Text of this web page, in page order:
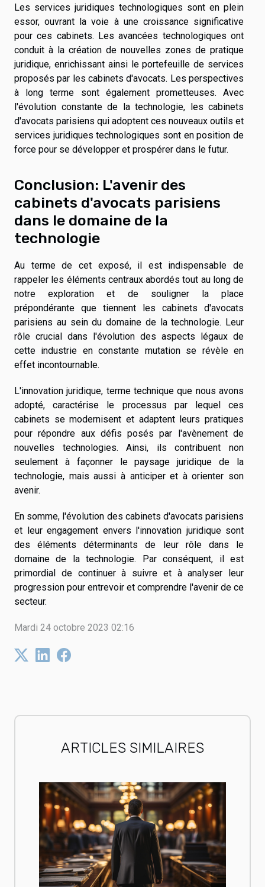
Les services juridiques technologiques sont en plein
essor, ouvrant la voie à une croissance significative
pour ces cabinets. Les avancées technologiques ont
conduit à la création de nouvelles zones de pratique
juridique, enrichissant ainsi le portefeuille de services
proposés par les cabinets d'avocats. Les perspectives
à long terme sont également prometteuses. Avec
l'évolution constante de la technologie, les cabinets
d'avocats parisiens qui adoptent ces nouveaux outils et
services juridiques technologiques sont en position de
force pour se développer et prospérer dans le futur.
Conclusion: L'avenir des
cabinets d'avocats parisiens
dans le domaine de la
technologie
Au terme de cet exposé, il est indispensable de
rappeler les éléments centraux abordés tout au long de
notre exploration et de souligner la place
prépondérante que tiennent les cabinets d'avocats
parisiens au sein du domaine de la technologie. Leur
rôle crucial dans l'évolution des aspects légaux de
cette industrie en constante mutation se révèle en
effet incontournable.
L'innovation juridique, terme technique que nous avons
adopté, caractérise le processus par lequel ces
cabinets se modernisent et adaptent leurs pratiques
pour répondre aux défis posés par l'avènement de
nouvelles technologies. Ainsi, ils contribuent non
seulement à façonner le paysage juridique de la
technologie, mais aussi à anticiper et à orienter son
avenir.
En somme, l'évolution des cabinets d'avocats parisiens
et leur engagement envers l'innovation juridique sont
des éléments déterminants de leur rôle dans le
domaine de la technologie. Par conséquent, il est
primordial de continuer à suivre et à analyser leur
progression pour entrevoir et comprendre l'avenir de ce
secteur.
Mardi 24 octobre 2023 02:16
ARTICLES SIMILAIRES